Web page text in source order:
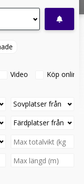
Video Köp online
Sovplatser från
Färdplatser från